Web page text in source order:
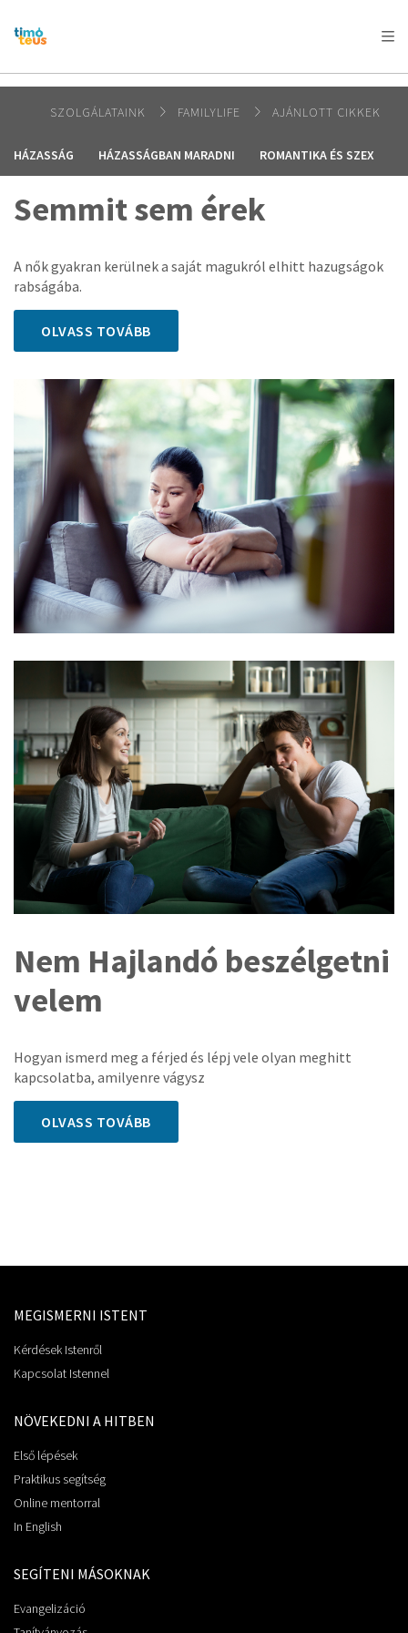
AFRICA
AMERICA / CARIBBEAN
OCEANIA
SZOLGÁLATAINK FAMILYLIFE AJÁNLOTT CIKKEK
HÁZASSÁG HÁZASSÁGBAN MARADNI ROMANTIKA ÉS SZEX
Semmit sem érek
A nők gyakran kerülnek a saját magukról elhitt hazugságok
rabságába.
OLVASS TOVÁBB
Nem Hajlandó beszélgetni
velem
Hogyan ismerd meg a férjed és lépj vele olyan meghitt
kapcsolatba, amilyenre vágysz
OLVASS TOVÁBB
MEGISMERNI ISTENT
Kérdések Istenről
Kapcsolat Istennel
NÖVEKEDNI A HITBEN
Első lépések
Praktikus segítség
Online mentorral
In English
SEGÍTENI MÁSOKNAK
Evangelizáció